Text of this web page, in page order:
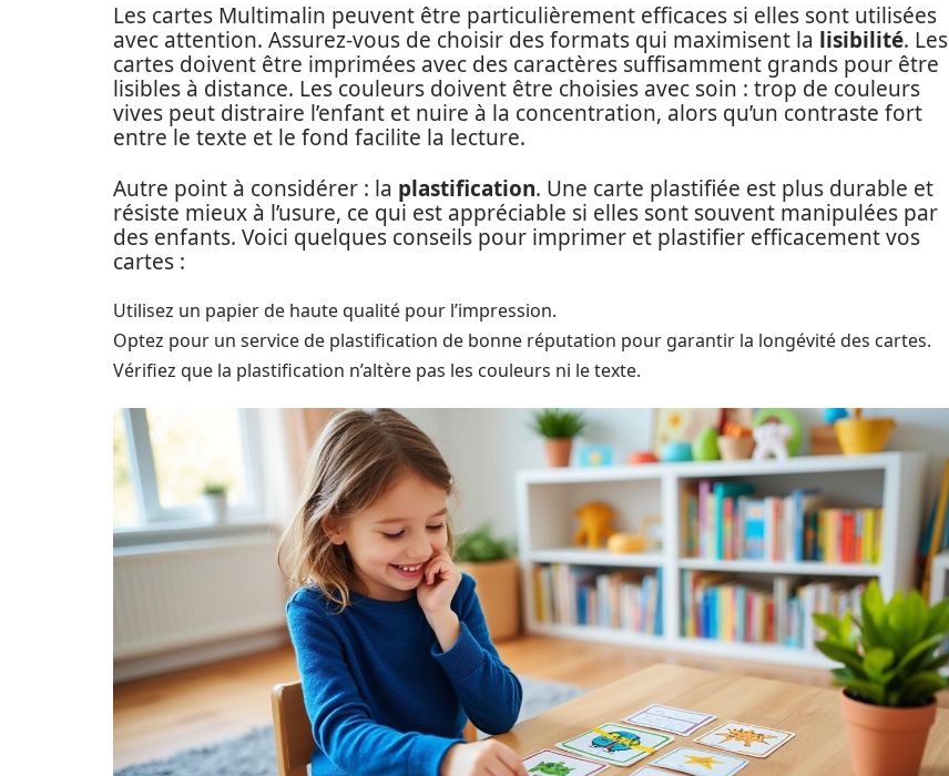
Les cartes Multimalin peuvent être particulièrement efficaces si elles sont utilisées
avec attention. Assurez-vous de choisir des formats qui maximisent la lisibilité. Les
cartes doivent être imprimées avec des caractères suffisamment grands pour être
lisibles à distance. Les couleurs doivent être choisies avec soin : trop de couleurs
vives peut distraire l’enfant et nuire à la concentration, alors qu’un contraste fort
entre le texte et le fond facilite la lecture.
Autre point à considérer : la plastification. Une carte plastifiée est plus durable et
résiste mieux à l’usure, ce qui est appréciable si elles sont souvent manipulées par
des enfants. Voici quelques conseils pour imprimer et plastifier efficacement vos
cartes :
Utilisez un papier de haute qualité pour l’impression.
Optez pour un service de plastification de bonne réputation pour garantir la longévité des cartes.
Vérifiez que la plastification n’altère pas les couleurs ni le texte.